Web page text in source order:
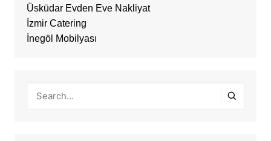
Üsküdar Evden Eve Nakliyat
İzmir Catering
İnegöl Mobilyası